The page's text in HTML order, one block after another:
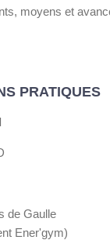
moyens et
PRATIQUES
de Gaulle
Ener'gym)